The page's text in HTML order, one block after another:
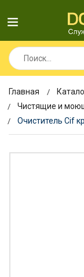
Главная
Чистящие и
Очиститель Cif